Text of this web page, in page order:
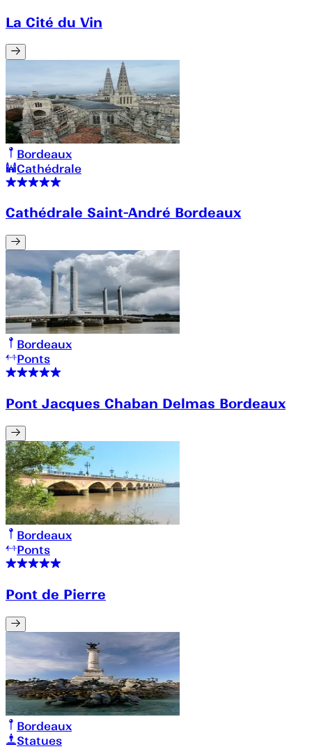
La Cité du Vin
Bordeaux
Cathédrale
Cathédrale Saint-André Bordeaux
Bordeaux
Ponts
Pont Jacques Chaban Delmas Bordeaux
Bordeaux
Ponts
Pont de Pierre
Bordeaux
Statues